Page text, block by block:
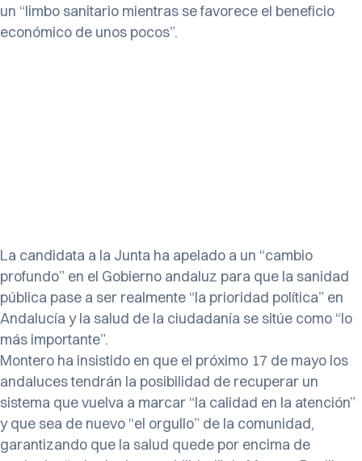
un “limbo sanitario mientras se favorece el beneficio
económico de unos pocos”.
La candidata a la Junta ha apelado a un “cambio
profundo” en el Gobierno andaluz para que la sanidad
pública pase a ser realmente “la prioridad política” en
Andalucía y la salud de la ciudadanía se sitúe como “lo
más importante”.
Montero ha insistido en que el próximo 17 de mayo los
andaluces tendrán la posibilidad de recuperar un
sistema que vuelva a marcar “la calidad en la atención”
y que sea de nuevo “el orgullo” de la comunidad,
garantizando que la salud quede por encima de